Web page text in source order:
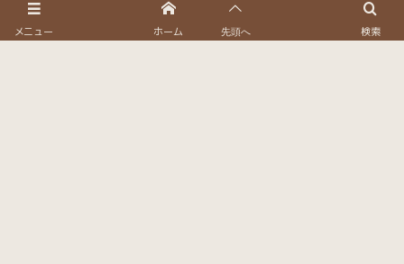
メニュー 検索
ホーム 先頭へ